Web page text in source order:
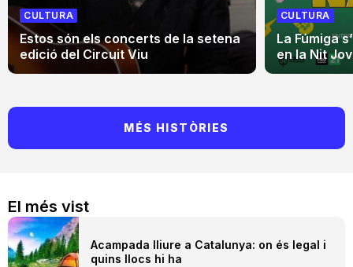
El més vist
Acampada lliure a Catalunya: on és legal i
quins llocs hi ha
CULTURA
Estos són els concerts de la setena
edició del Circuit Viu
CULTURA
La Fúmiga
en la Nit
MÉS HISTÒRIES